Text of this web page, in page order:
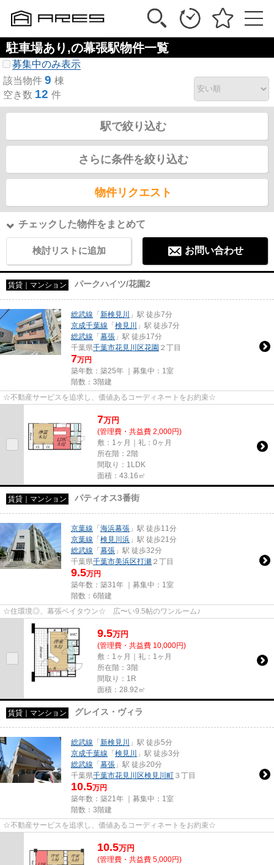
駐車場あり,の幕張駅物件一覧
募集中のみ表示
該当物件 9 棟
空き数 12 件
駅で絞り込む
さらに条件を絞り込む
物件リクエスト
チェックした物件をまとめて
検討リストに追加 お問い合わせ
賃貸｜マンション パークハイツ/花園2
総武線 「新検見川
」駅 徒歩7分
京成千葉線 「検見川
」駅 徒歩7分
総武線 「幕張 」駅 徒歩17分
千葉県千葉市花見川区花園 ２丁目
7万円
築年数：築25年 ｜募集中： 1室
階数：3階建
☆不動産サービスを追求し、価値あるコーディネートをお約束☆
7万円
(管理費・共益費 2,000円)
敷：1ヶ月｜礼：0ヶ月
所在階：2階
間取り：1LDK
面積：43.16㎡
賃貸｜マンション パティオス3番街
京葉線 「海浜幕張 」駅 徒歩11分
京葉線 「検見川浜 」駅 徒歩21分
総武線 「幕張 」駅 徒歩32分
千葉県千葉市美浜区打瀬 ２丁目
9.5万円
築年数：築31年 ｜募集中： 1室
階数：6階建
☆住環境◎、幕張ベイタウン☆ 広〜い9.5帖のワンルーム♪
9.5万円
(管理費・共益費 10,000円)
敷：1ヶ月｜礼：1ヶ月
所在階：3階
間取り：1R
面積：28.92㎡
賃貸｜マンション グレイス・ヴィラ
総武線 「新検見川
」駅 徒歩5分
京成千葉線 「検見川
」駅 徒歩3分
総武線 「幕張 」駅 徒歩20分
千葉県千葉市花見川区検見川町 ３丁目
10.5万円
築年数：築21年 ｜募集中： 1室
階数：3階建
☆不動産サービスを追求し、価値あるコーディネートをお約束☆
10.5万円
(管理費・共益費 5,000円)